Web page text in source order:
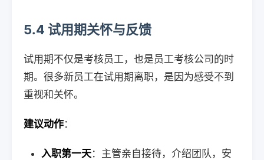
5.4 试用期关怀与反馈
试用期不仅是考核员工，也是员工考核公司的时
期。很多新员工在试用期离职，是因为感受不到
重视和关怀。
建议动作：
入职第一天：主管亲自接待，介绍团队，安